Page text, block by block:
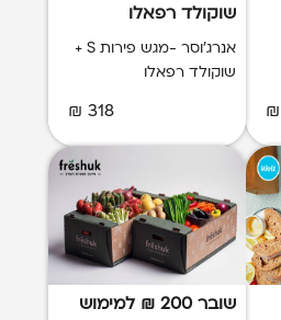
שוקולד רפאלו
אנרג'וסר -מגש פירות S +
שוקולד רפאלו
318 ₪
שובר 200 ₪ למימוש